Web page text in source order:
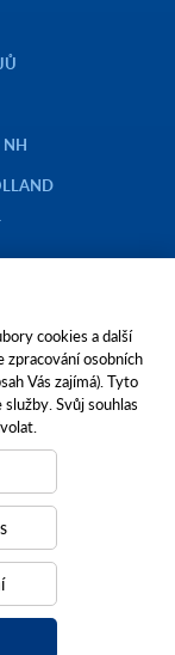
a. s., se sídlem v
00544957,
oddíl B, vložka 138.
řízeného
2, Chodov, 149 00
růst. Jsme
cookies a další
osobních
Vás zajímá). Tyto
Svůj souhlas